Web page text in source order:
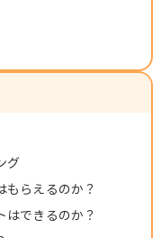
グ
らえるのか？
できるのか？